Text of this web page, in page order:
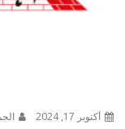
أكتوبر 17, 2024